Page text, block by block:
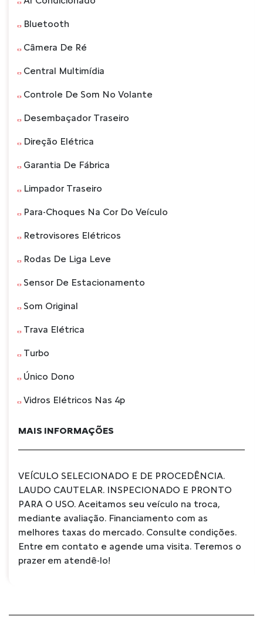
Bluetooth
Câmera De Ré
Central Multimídia
Controle De Som No Volante
Desembaçador Traseiro
Direção Elétrica
Garantia De Fábrica
Limpador Traseiro
Para-Choques Na Cor Do Veículo
Retrovisores Elétricos
Rodas De Liga Leve
Sensor De Estacionamento
Som Original
Trava Elétrica
Turbo
Único Dono
Vidros Elétricos Nas 4p
MAIS INFORMAÇÕES
VEÍCULO SELECIONADO E DE PROCEDÊNCIA.
LAUDO CAUTELAR. INSPECIONADO E PRONTO
PARA O USO. Aceitamos seu veículo na troca,
mediante avaliação. Financiamento com as
melhores taxas do mercado. Consulte condições.
Entre em contato e agende uma visita. Teremos o
prazer em atendê-lo!